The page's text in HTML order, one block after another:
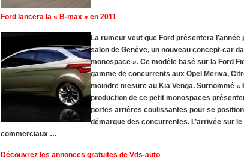
Ford lancera la « B-max » en 2011
La rumeur veut que Ford présentera
salon de Genève, un nouveau concept-car
monospace ». Ce modèle basé sur la Ford
gamme de concurrents aux Opel Meriva,
moindre mesure au Kia Venga. Surnommé «
production de ce petit monospaces
portes arrières coulissantes pour se
démarque des concurrentes. L’arrivée sur
commerciaux …
Découvrez les annonces gratuites de Vds-auto